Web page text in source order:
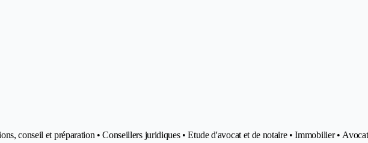
conseil et préparation • Conseillers juridiques • Etude d'avocat et de notaire • Immobilier • Avocat